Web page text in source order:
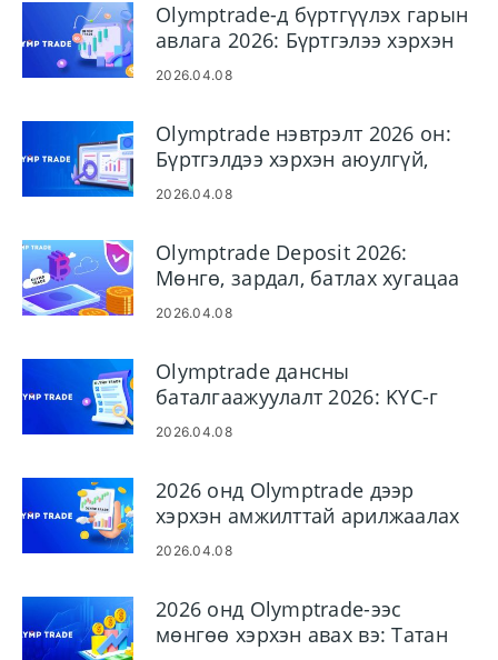
Olymptrade-д бүртгүүлэх гарын
авлага 2026: Бүртгэлээ хэрхэн
хурдан үүсгэж, баталгаажуулах
2026.04.08
Olymptrade нэвтрэлт 2026 он:
Бүртгэлдээ хэрхэн аюулгүй,
хурдан нэвтрэх талаар
2026.04.08
Olymptrade Deposit 2026:
Мөнгө, зардал, батлах хугацаа
нэмэх алхам алхмаар
2026.04.08
Olymptrade дансны
баталгаажуулалт 2026: KYC-г
хэрхэн алхам алхмаар бөглөх
2026.04.08
2026 онд Olymptrade дээр
хэрхэн амжилттай арилжаалах
вэ: Эхлэгчдэд зориулсан гарын
2026.04.08
2026 онд Olymptrade-ээс
мөнгөө хэрхэн авах вэ: Татан